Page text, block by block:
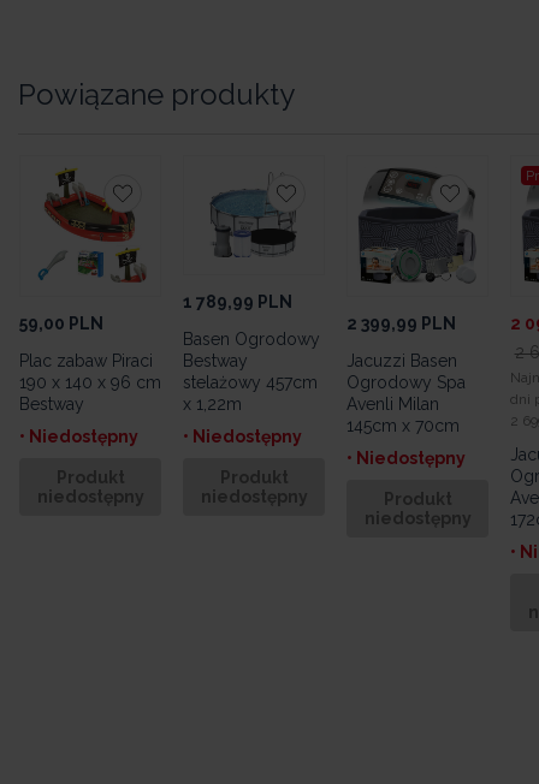
Powiązane produkty
59,00 PLN
Plac zabaw Piraci
190 x 140 x 96 cm
Bestway
• Niedostępny
Produkt
niedostępny
1 789,99 PLN
Basen Ogrodowy
Bestway
stelażowy 457cm
x 1,22m
• Niedostępny
Produkt
niedostępny
2 399,99 PLN
Jacuzzi Basen
Ogrodowy Spa
Avenli Milan
145cm x 70cm
• Niedostępny
Produkt
niedostępny
2
2
dni
2
•